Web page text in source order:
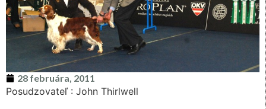
28 februára, 2011
Posudzovateľ : John Thirlwell